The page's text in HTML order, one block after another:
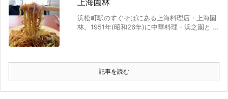
浜松町駅のすぐそばにある上海料理店・上海園
林。1951年(昭和26年)に中華料理・浜之園と ...
記事を読む